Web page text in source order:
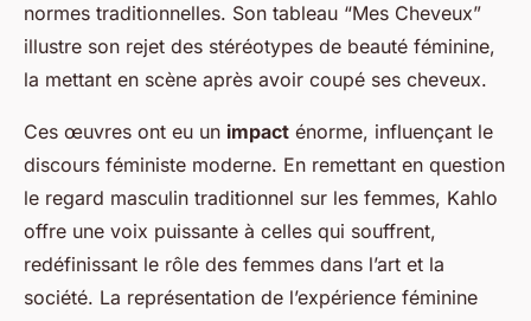
normes traditionnelles. Son tableau “Mes Cheveux”
illustre son rejet des stéréotypes de beauté féminine,
la mettant en scène après avoir coupé ses cheveux.
Ces œuvres ont eu un impact énorme, influençant le
discours féministe moderne. En remettant en question
le regard masculin traditionnel sur les femmes, Kahlo
offre une voix puissante à celles qui souffrent,
redéfinissant le rôle des femmes dans l’art et la
société. La représentation de l’expérience féminine